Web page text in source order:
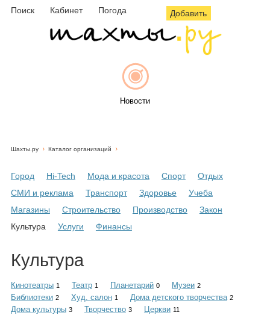
Поиск Кабинет Погода Добавить
Новости
Объявления
Шахты.ру Каталог организаций
Город Hi-Tech Мода и красота Спорт
Отдых
СМИ и реклама
Транспорт Здоровье
Учеба
Магазины
Строительство Производство
Закон
Культура
Услуги Финансы
Культура
Кинотеатры 1 Театр 1 Планетарий 0 Музеи 2
Библиотеки 2 Худ. салон 1 Дома детского творчества 2
Дома культуры 3 Творчество 3 Церкви 11